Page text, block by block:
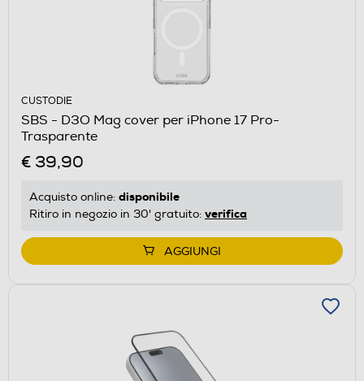
CUSTODIE
SBS - D3O Mag cover per iPhone 17 Pro-
Trasparente
€ 39,90
Acquisto online: disponibile
Ritiro in negozio in 30' gratuito: verifica
AGGIUNGI